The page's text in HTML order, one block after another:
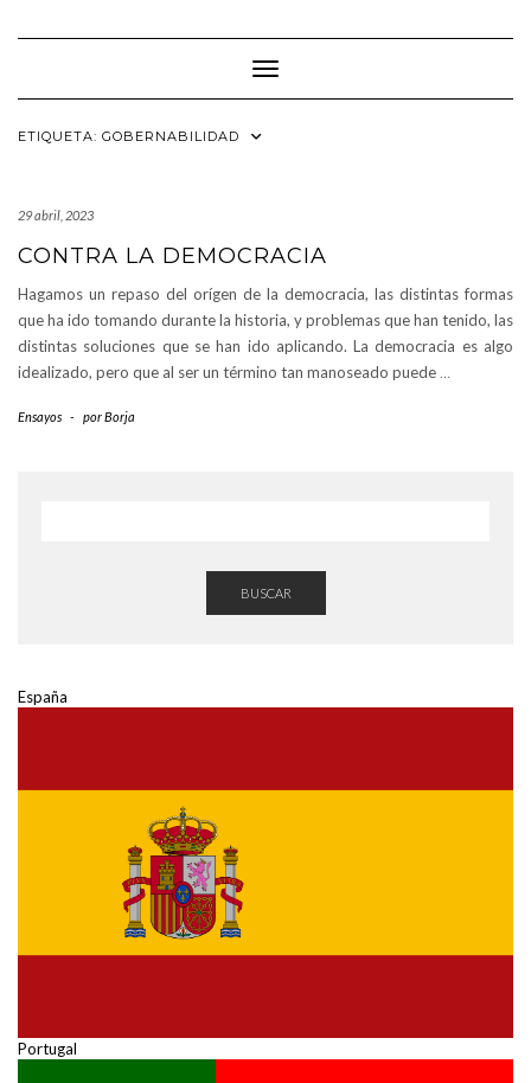
Cambiar modo de navegación
ETIQUETA: GOBERNABILIDAD
29 abril, 2023
CONTRA LA DEMOCRACIA
Hagamos un repaso del orígen de la democracia, las distintas formas
que ha ido tomando durante la historia, y problemas que han tenido, las
distintas soluciones que se han ido aplicando. La democracia es algo
idealizado, pero que al ser un término tan manoseado puede …
Ensayos - porBorja
BUSCAR
España
Portugal